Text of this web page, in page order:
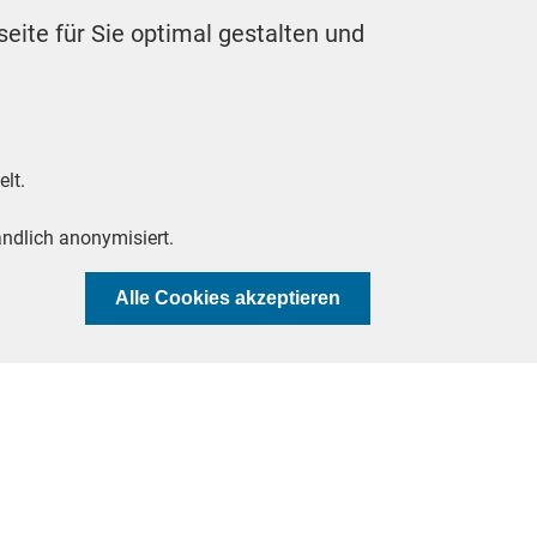
für Sie optimal gestalten und
anonymisiert.
Alle Cookies akzeptieren